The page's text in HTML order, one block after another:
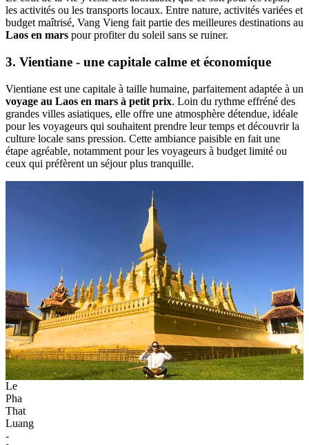
les activités ou les transports locaux. Entre nature, activités variées et
budget maîtrisé, Vang Vieng fait partie des meilleures destinations au
Laos en mars pour profiter du soleil sans se ruiner.
3. Vientiane - une capitale calme et économique
Vientiane est une capitale à taille humaine, parfaitement adaptée à un
voyage au Laos en mars à petit prix. Loin du rythme effréné des
grandes villes asiatiques, elle offre une atmosphère détendue, idéale
pour les voyageurs qui souhaitent prendre leur temps et découvrir la
culture locale sans pression. Cette ambiance paisible en fait une
étape agréable, notamment pour les voyageurs à budget limité ou
ceux qui préfèrent un séjour plus tranquille.
Le
Pha
That
Luang
-